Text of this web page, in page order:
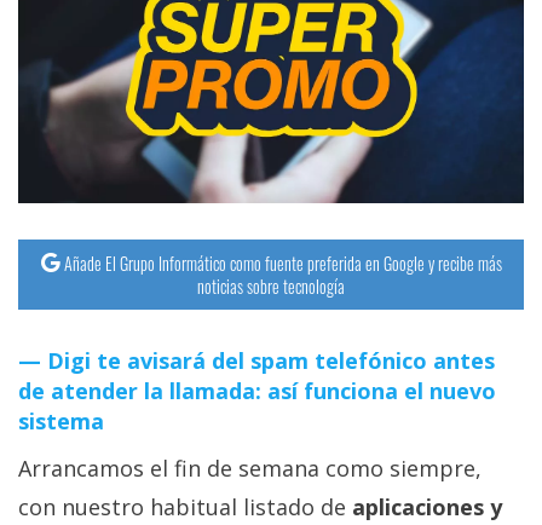
Añade El Grupo Informático como fuente preferida en Google y recibe más
noticias sobre tecnología
Digi te avisará del spam telefónico antes
de atender la llamada: así funciona el nuevo
sistema
Arrancamos el fin de semana como siempre,
con nuestro habitual listado de aplicaciones y